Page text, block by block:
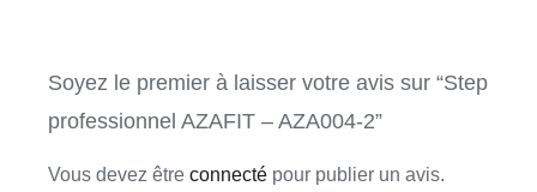
Soyez le premier à laisser votre avis sur “Step
professionnel AZAFIT – AZA004-2”
Vous devez être connectépour publier un avis.